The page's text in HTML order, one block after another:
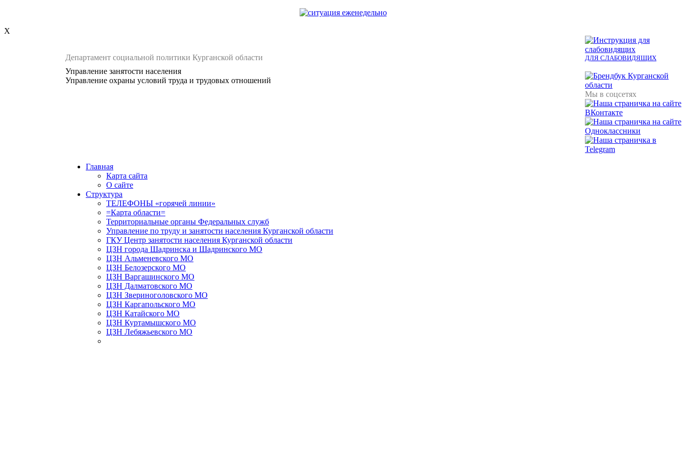
X
Департамент социальной политики Курганской области ДЛЯ СЛАБОВИДЯЩИХ
Управление занятости населения
Управление охраны условий труда и трудовых отношений
Мы в соцсетях
Главная
Карта сайта
О сайте
Структура
ТЕЛЕФОНЫ «горячей линии»
=Карта области=
Территориальные органы Федеральных служб
Управление по труду и занятости населения Курганской области
ГКУ Центр занятости населения Курганской области
ЦЗН города Шадринска и Шадринского МО
ЦЗН Альменевского МО
ЦЗН Белозерского МО
ЦЗН Варгашинского МО
ЦЗН Далматовского МО
ЦЗН Звериноголовского МО
ЦЗН Каргапольского МО
ЦЗН Катайского МО
ЦЗН Куртамышского МО
ЦЗН Лебяжьевского МО